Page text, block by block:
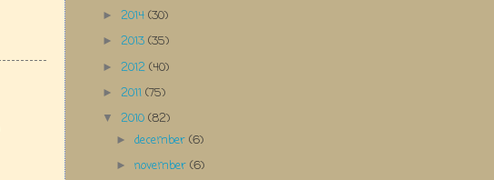
► 2014 (30)
► 2013 (35)
► 2012 (40)
► 2011 (75)
▼ 2010 (82)
►december(6)
►november(6)